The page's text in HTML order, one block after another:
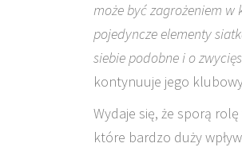
może być zagrożeniem w
pojedyncze elementy
siebie podobne i o
kontynuuje jego
Wydaje się, że sporą
które bardzo duży